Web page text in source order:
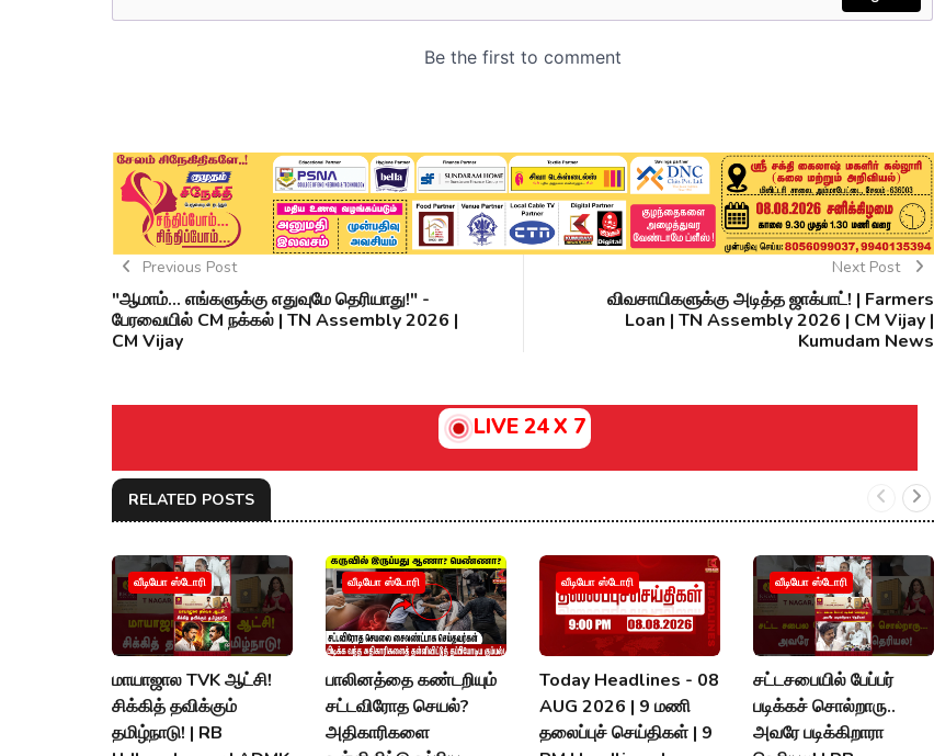
Previous Post
"ஆமாம்... எங்களுக்கு எதுவுமே தெரியாது!" -
பேரவையில் CM நக்கல் | TN Assembly 2026 |
CM Vijay
Next Post
விவசாயிகளுக்கு அடித்த ஜாக்பாட்! | Farmers
Loan | TN Assembly 2026 | CM Vijay |
Kumudam News
LIVE 24 X 7
RELATED POSTS
வீடியோ ஸ்டோரி
மாயாஜால TVK ஆட்சி!
சிக்கித் தவிக்கும்
தமிழ்நாடு! | RB
வீடியோ ஸ்டோரி
பாலினத்தை கண்டறியும்
சட்டவிரோத செயல்?
அதிகாரிகளை
வீடியோ ஸ்டோரி
Today Headlines - 08
AUG 2026 | 9 மணி
தலைப்புச் செய்திகள் | 9
வீடியோ ஸ்டோரி
சட்டசபையில் பேப்பர்
படிக்கச் சொல்றாரு..
அவரே படிக்கிறாரா